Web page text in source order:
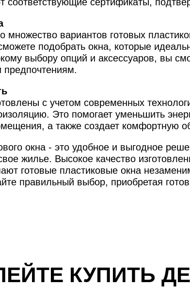
множество вариантов готовых
подобрать окна, которые
выбору опций и аксессуаров, вы
с учетом современных
Это помогает уменьшить
а также создает комфортную
окна - это удобное и выгодное
жилье. Высокое качество
готовые пластиковые окна
правильный выбор, приобретая
КУПИТЬ